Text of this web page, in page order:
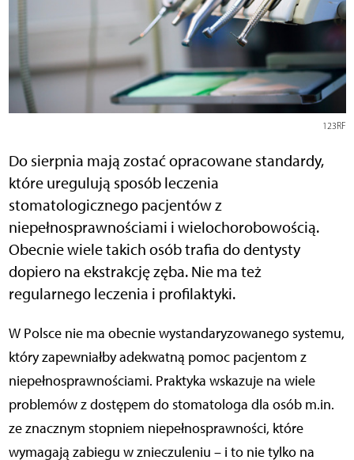
123RF
Do sierpnia mają zostać opracowane standardy,
które uregulują sposób leczenia
stomatologicznego pacjentów z
niepełnosprawnościami i wielochorobowością.
Obecnie wiele takich osób trafia do dentysty
dopiero na ekstrakcję zęba. Nie ma też
regularnego leczenia i profilaktyki.
W Polsce nie ma obecnie wystandaryzowanego systemu,
który zapewniałby adekwatną pomoc pacjentom z
niepełnosprawnościami. Praktyka wskazuje na wiele
problemów z dostępem do stomatologa dla osób m.in.
ze znacznym stopniem niepełnosprawności, które
wymagają zabiegu w znieczuleniu – i to nie tylko na